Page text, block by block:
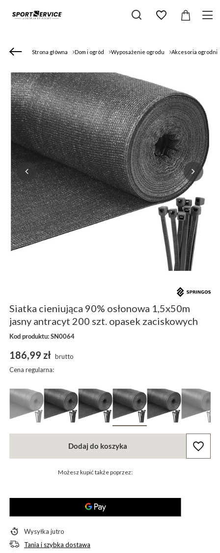
Strona główna Dom i ogród Wyposażenie ogrodu Akcesoria
Siatka cieniująca 90% osłonowa 1,5x50m
jasny antracyt 200 szt. opasek zaciskowych
Kod produktu: SN0064
186,99 zł brutto
Cena regularna:
Dodaj do koszyka
Możesz kupić także poprzez:
Wysyłkajutro
Tania i szybka dostawa